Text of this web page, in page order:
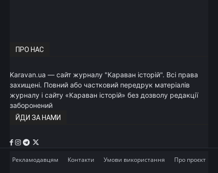
ПРО НАС
Karavan.ua — сайт журналу "Караван історій". Всі права
захищені. Повний або частковий передрук матеріалів
журналу і сайту «Караван історій» без дозволу редакції
заборонений
ЙДИ ЗА НАМИ
Рекламодавцям Контакти Умови використання Про проєкт